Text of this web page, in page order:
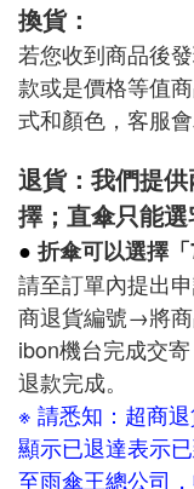
換貨：
若您收到商品後
款或是價格等值
式和顏色，客服
退貨：我們提
擇；直傘只能
● 折傘可以選擇「
請至訂單內提出
商退貨編號→將
ibon機台完成交
退款完成。
※ 請悉知：超商
顯示已退達表示
至雨傘王總公司